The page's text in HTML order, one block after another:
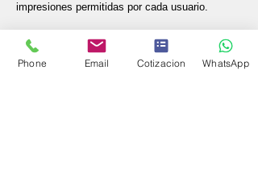
impresiones permitidas por cada usuario.
Requisitos de Contrato de Renta
Acta constitutiva y poder.
Copia de INE de representante legal.
Phone Email Cotizacion WhatsApp